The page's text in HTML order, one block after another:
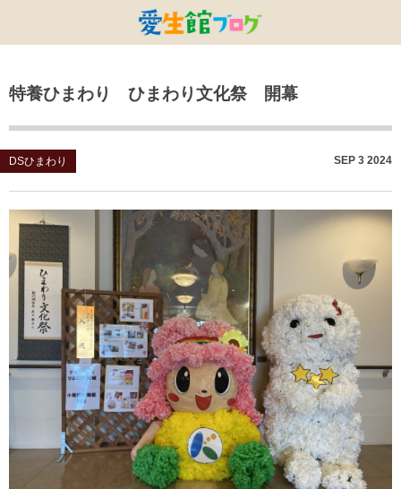
特養ひまわり ひまわり文化祭 開幕
DSひまわり SEP 3 2024
健康管理センター
訪問リハビリセンター
小規模ひまわり
碧南市養護老人ホーム
CPひまわり
初任者研修
DSひまわり・安城
ひよこっこ
こども園ひまわり
たいよう
ひだまり
ハーモニーホール
お知らせ